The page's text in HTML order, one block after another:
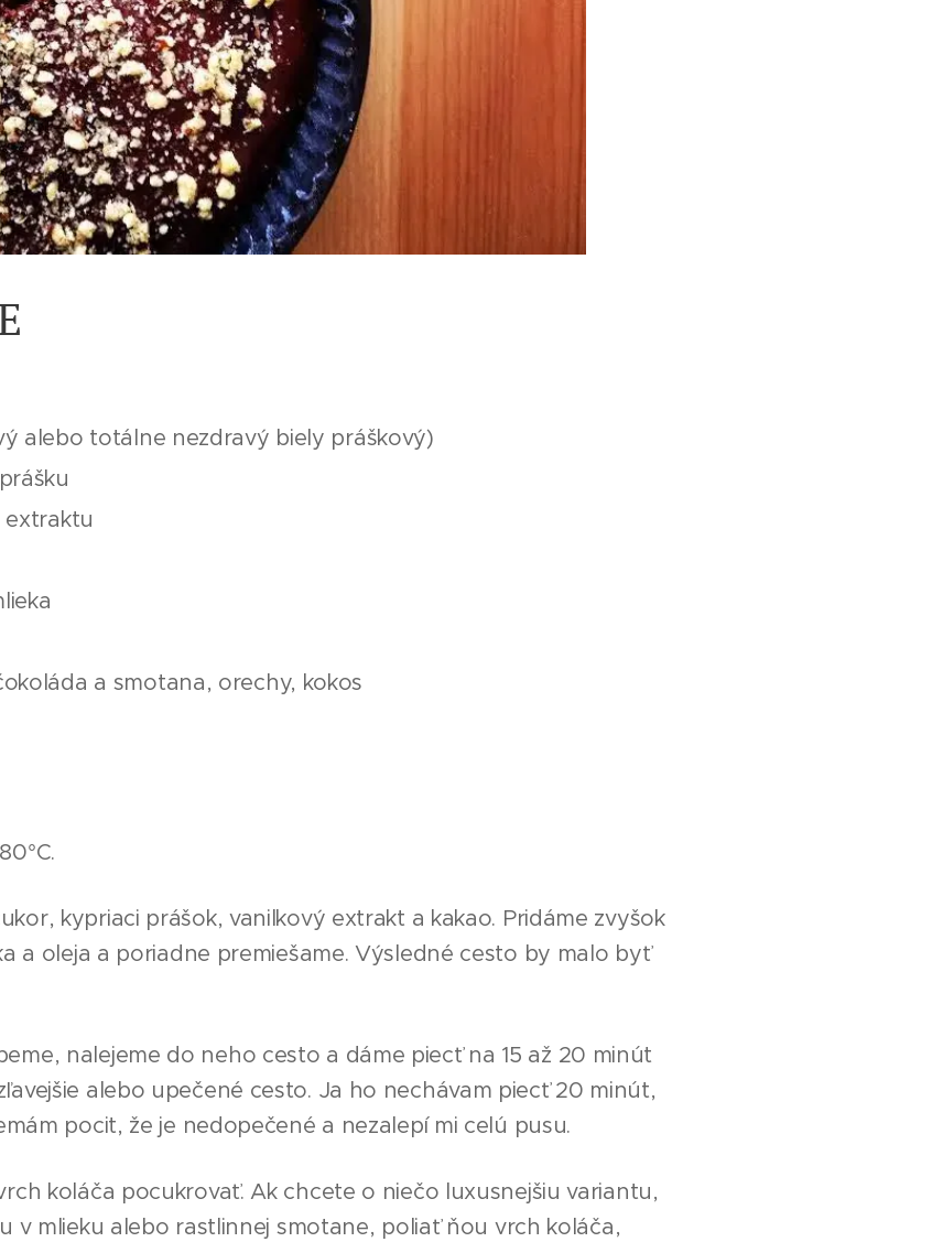
alebo totálne nezdravý biely práškový)
extraktu
a smotana, orechy, kokos
kypriaci prášok, vanilkový extrakt a kakao. Pridáme zvyšok
a oleja a poriadne premiešame. Výsledné cesto by malo byť
nalejeme do neho cesto a dáme piecť na 15 až 20 minút
alebo upečené cesto. Ja ho nechávam piecť 20 minút,
pocit, že je nedopečené a nezalepí mi celú pusu.
koláča pocukrovať. Ak chcete o niečo luxusnejšiu variantu,
v mlieku alebo rastlinnej smotane, poliať ňou vrch koláča,